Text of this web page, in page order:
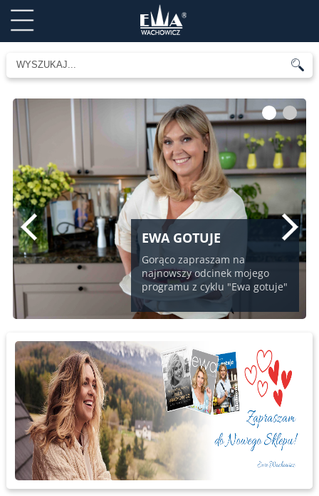
EWA GOTUJE
Gorąco zapraszam na
najnowszy odcinek mojego
programu z cyklu "Ewa gotuje"
1 2